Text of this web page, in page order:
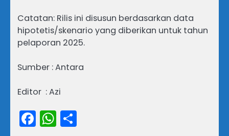
Catatan: Rilis ini disusun berdasarkan data
hipotetis/skenario yang diberikan untuk tahun
pelaporan 2025.
Sumber : Antara
Editor : Azi
Facebook
WhatsApp